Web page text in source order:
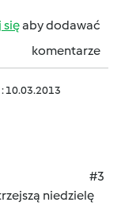
sięaby dodawać
komentarze
: 10.03.2013
#3
niedzielę